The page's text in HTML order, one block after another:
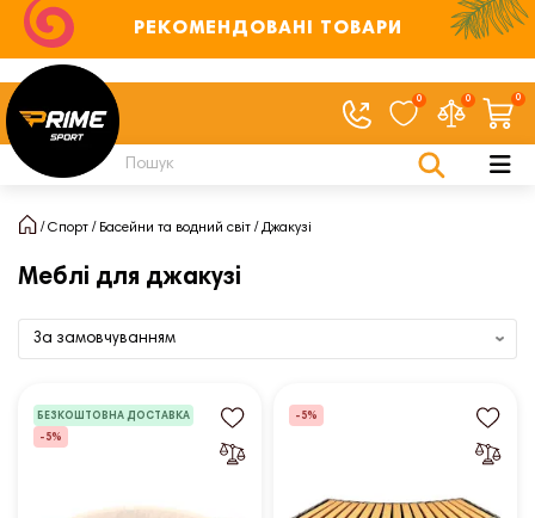
РЕКОМЕНДОВАНІ ТОВАРИ
0 0 0
Спорт Басейни та водний світ Джакузі
Меблі для джакузі
БЕЗКОШТОВНА ДОСТАВКА
-5%
-5%